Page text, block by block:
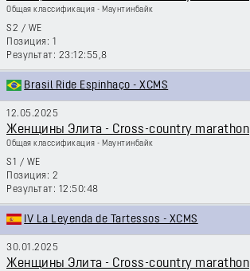
Общая классификация - Маунтинбайк
S2 / WE
1
23:12:55,8
Brasil Ride Espinhaço - XCMS
12.05.2025
Женщины Элита - Cross-country marathon
Общая классификация - Маунтинбайк
S1 / WE
2
12:50:48
IV La Leyenda de Tartessos - XCMS
30.01.2025
Женщины Элита - Cross-country marathon